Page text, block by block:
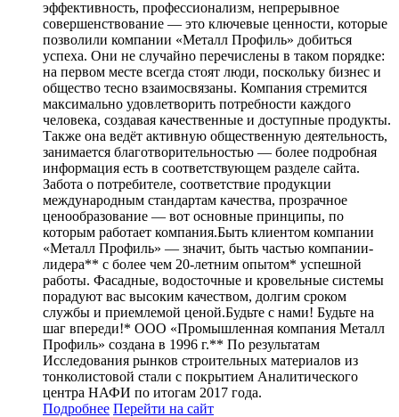
эффективность, профессионализм, непрерывное
совершенствование — это ключевые ценности, которые
позволили компании «Металл Профиль» добиться
успеха. Они не случайно перечислены в таком порядке:
на первом месте всегда стоят люди, поскольку бизнес и
общество тесно взаимосвязаны. Компания стремится
максимально удовлетворить потребности каждого
человека, создавая качественные и доступные продукты.
Также она ведёт активную общественную деятельность,
занимается благотворительностью — более подробная
информация есть в соответствующем разделе сайта.
Забота о потребителе, соответствие продукции
международным стандартам качества, прозрачное
ценообразование — вот основные принципы, по
которым работает компания.Быть клиентом компании
«Металл Профиль» — значит, быть частью компании-
лидера** с более чем 20-летним опытом* успешной
работы. Фасадные, водосточные и кровельные системы
порадуют вас высоким качеством, долгим сроком
службы и приемлемой ценой.Будьте с нами! Будьте на
шаг впереди!* ООО «Промышленная компания Металл
Профиль» создана в 1996 г.** По результатам
Исследования рынков строительных материалов из
тонколистовой стали с покрытием Аналитического
центра НАФИ по итогам 2017 года.
Подробнее Перейти на сайт